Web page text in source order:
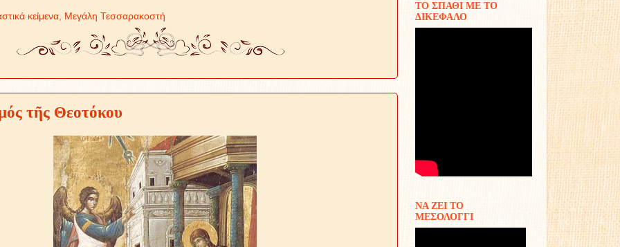
κείμενα, Μεγάλη Τεσσαρακοστή
τῆς Θεοτόκου
ΤΟ ΣΠΑΘΙ ΜΕ ΤΟ
ΔΙΚΕΦΑΛΟ
ΝΑ ΖΕΙ ΤΟ
ΜΕΣΟΛΟΓΓΙ